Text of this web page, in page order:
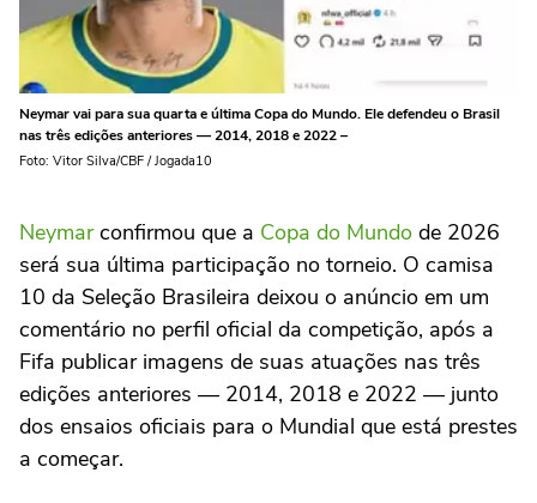
Neymar vai para sua quarta e última Copa do Mundo. Ele defendeu o Brasil
nas três edições anteriores — 2014, 2018 e 2022 –
Foto: Vitor Silva/CBF / Jogada10
Neymarconfirmou que a Copa do Mundo de 2026
será sua última participação no torneio. O camisa
10 da Seleção Brasileira deixou o anúncio em um
comentário no perfil oficial da competição, após a
Fifa publicar imagens de suas atuações nas três
edições anteriores — 2014, 2018 e 2022 — junto
dos ensaios oficiais para o Mundial que está prestes
a começar.